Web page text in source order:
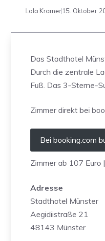
Lola Kramer15. Oktober
Das Stadthotel
Durch die zentrale
Fuß. Das 3-Sterne-
Zimmer direkt bei
Bei booking.com
Zimmer ab 107
Adresse
Stadthotel Münster
Aegidiistraße 21
48143 Münster